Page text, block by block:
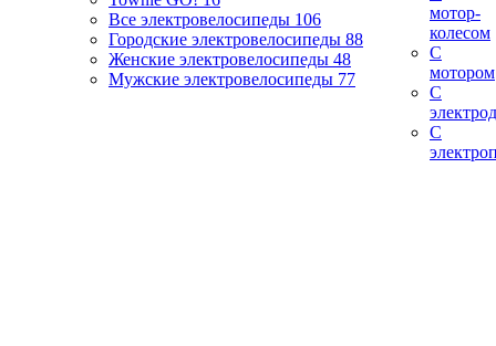
Все электровелосипеды 106
Городские электровелосипеды 88
Женские электровелосипеды 48
Мужские электровелосипеды 77
мотор-
колесом
С
мотором
С
С